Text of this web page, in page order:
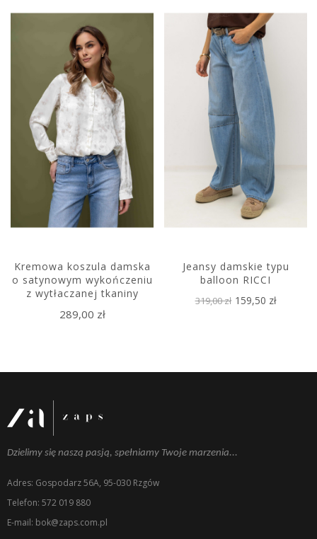
Kremowa koszula damska
o satynowym wykończeniu
z wytłaczanej tkaniny
289,00 zł
Jeansy damskie typu
balloon RICCI
319,00 zł 159,50 zł
Dzielimy się naszą pasją, spełniamy Twoje marzenia...
Adres: Gospodarz 56A, 95-030 Rzgów
Telefon: 572 019 880
E-mail: bok@zaps.com.pl